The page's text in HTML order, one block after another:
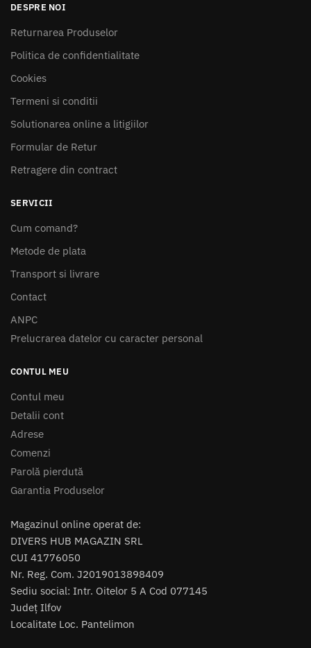
DESPRE NOI
Returnarea Produselor
Politica de confidentialitate
Cookies
Termeni si conditii
Solutionarea online a litigiilor
Formular de Retur
Retragere din contract
SERVICII
Cum comand?
Metode de plata
Transport si livrare
Contact
ANPC
Prelucrarea datelor cu caracter personal
CONTUL MEU
Contul meu
Detalii cont
Adrese
Comenzi
Parolă pierdută
Garantia Produselor
Magazinul online operat de:
DIVERS HUB MAGAZIN SRL
CUI 41776050
Nr. Reg. Com. J2019013898409
Sediu social: Intr. Oitelor 5 A Cod 077145
Județ Ilfov
Localitate Loc. Pantelimon